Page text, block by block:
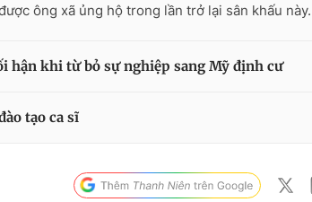
ông xã ủng hộ trong lần trở lại sân khấu này.
hận khi từ bỏ sự nghiệp sang Mỹ định cư
tạo ca sĩ